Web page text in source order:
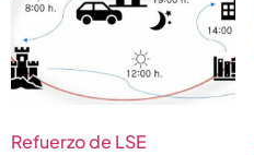
Refuerzo de LSE